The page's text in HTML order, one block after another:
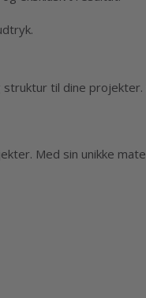
til dine
Med sin unikke